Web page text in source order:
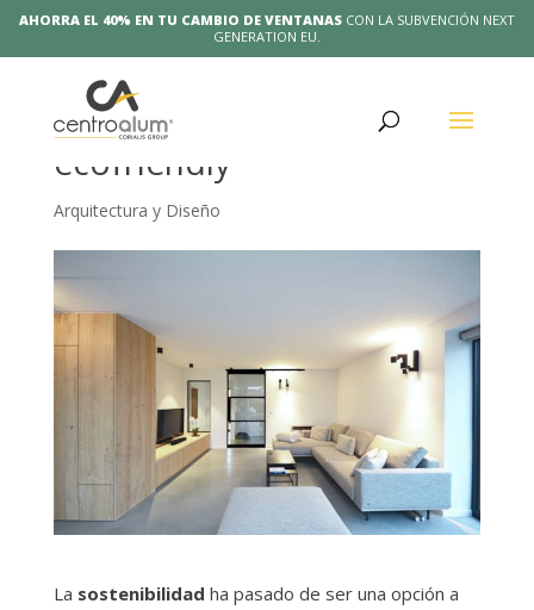
AHORRA EL 40% EN TU CAMBIO DE VENTANAS CON LA SUBVENCIÓN NEXT
GENERATION EU.
Diseño de interior
ecofriendly
Arquitectura y Diseño
La sostenibilidad ha pasado de ser una opción a